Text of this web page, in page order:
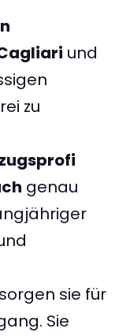
und
zu
genau
sie für
Sie